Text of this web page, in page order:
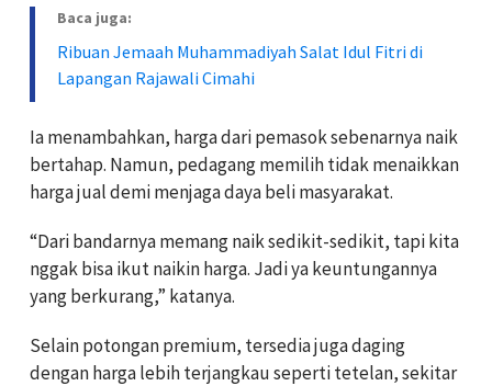
Baca juga:
Ribuan Jemaah Muhammadiyah Salat Idul Fitri di
Lapangan Rajawali Cimahi
Ia menambahkan, harga dari pemasok sebenarnya naik
bertahap. Namun, pedagang memilih tidak menaikkan
harga jual demi menjaga daya beli masyarakat.
“Dari bandarnya memang naik sedikit-sedikit, tapi kita
nggak bisa ikut naikin harga. Jadi ya keuntungannya
yang berkurang,” katanya.
Selain potongan premium, tersedia juga daging
dengan harga lebih terjangkau seperti tetelan, sekitar